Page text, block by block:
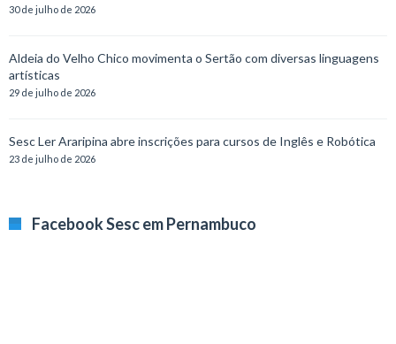
30 de julho de 2026
Aldeia do Velho Chico movimenta o Sertão com diversas linguagens
artísticas
29 de julho de 2026
Sesc Ler Araripina abre inscrições para cursos de Inglês e Robótica
23 de julho de 2026
Facebook Sesc em Pernambuco